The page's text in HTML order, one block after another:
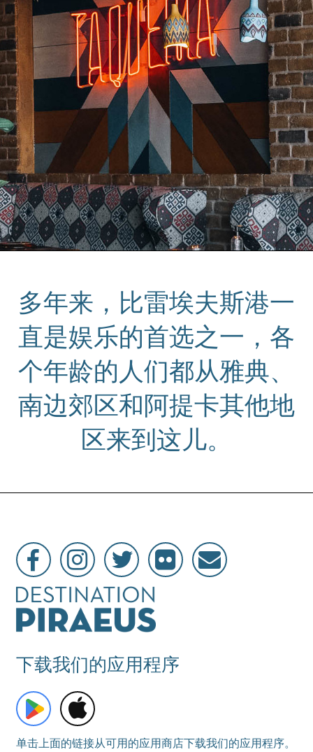
多年来，比雷埃夫斯港一
直是娱乐的首选之一，各
个年龄的人们都从雅典、
南边郊区和阿提卡其他地
区来到这儿。
下载我们的应用程序
单击上面的链接从可用的应用商店下载我们的应用程序。